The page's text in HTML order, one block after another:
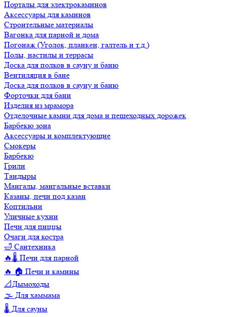
Порталы для электрокаминов
Аксессуары для каминов
Строительные материалы
Вагонка для парной и дома
Погонаж (Уголок, планкен, галтель и т.д.)
Полы, настилы и террасы
Доска для полков в сауну и баню
Вентиляция в бане
Доска для полков в сауну и баню
Форточки для бани
Изделия из мрамора
Отделочные камни для дома и пешеходных дорожек
Барбекю зона
Аксессуары и комплектующие
Смокеры
Барбекю
Грили
Тандыры
Мангалы, мангальные вставки
Казаны, печи под казан
Коптильни
Уличные кухни
Печи для пиццы
Очаги для костра
🛁 Сантехника
🔥🌡️ Печи для парной
🔥 🏠 Печи и камины
📐Дымоходы
🌫️ Для хаммама
🌡️ Для сауны